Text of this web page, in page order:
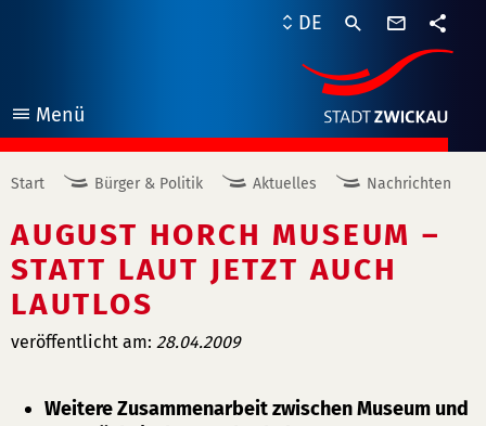
Menü
öffnen
DE
Start Bürger & Politik Aktuelles Nachrichten
AUGUST HORCH MUSEUM –
STATT LAUT JETZT AUCH
LAUTLOS
veröffentlicht am: 28.04.2009
Weitere Zusammenarbeit zwischen Museum und